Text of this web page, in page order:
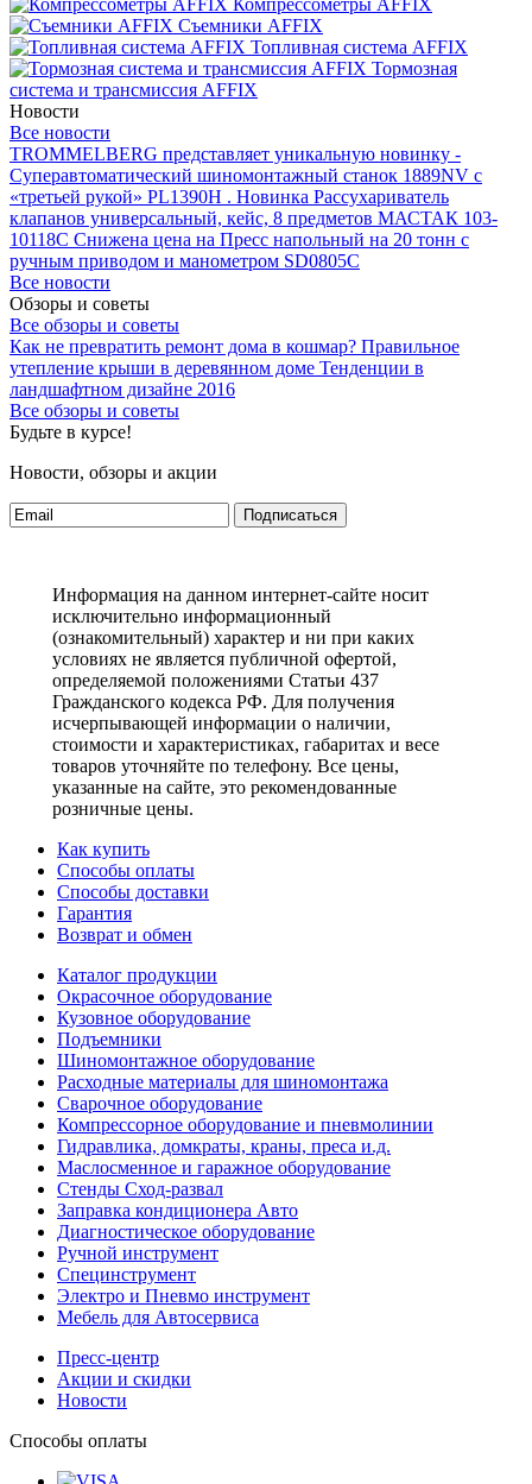
Съемники AFFIX
Топливная система AFFIX
Тормозная
система и трансмиссия AFFIX
Новости
Все новости
TROMMELBERG представляет уникальную новинку -
Суперавтоматический шиномонтажный станок 1889NV с
«третьей рукой» PL1390H . Новинка Рассухариватель
клапанов универсальный, кейс, 8 предметов МАСТАК 103-
10118C Снижена цена на Пресс напольный на 20 тонн с
ручным приводом и манометром SD0805C
Все новости
Обзоры и советы
Все обзоры и советы
Как не превратить ремонт дома в кошмар? Правильное
утепление крыши в деревянном доме Тенденции в
ландшафтном дизайне 2016
Все обзоры и советы
Будьте в курсе!
Новости, обзоры и акции
Подписаться
Информация на данном интернет-сайте носит
исключительно информационный
(ознакомительный) характер и ни при каких
условиях не является публичной офертой,
определяемой положениями Статьи 437
Гражданского кодекса РФ. Для получения
исчерпывающей информации о наличии,
стоимости и характеристиках, габаритах и весе
товаров уточняйте по телефону. Все цены,
указанные на сайте, это рекомендованные
розничные цены.
Как купить
Способы оплаты
Способы доставки
Гарантия
Возврат и обмен
Каталог продукции
Окрасочное оборудование
Кузовное оборудование
Подъемники
Шиномонтажное оборудование
Расходные материалы для шиномонтажа
Сварочное оборудование
Компрессорное оборудование и пневмолинии
Гидравлика, домкраты, краны, преса и.д.
Маслосменное и гаражное оборудование
Стенды Сход-развал
Заправка кондиционера Авто
Диагностическое оборудование
Ручной инструмент
Специнструмент
Электро и Пневмо инструмент
Мебель для Автосервиса
Пресс-центр
Акции и скидки
Новости
Способы оплаты